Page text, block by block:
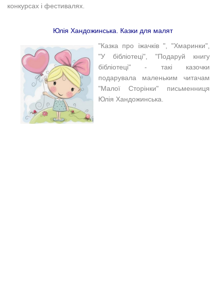
конкурсах і фестивалях.
Юлія Хандожинська. Казки для малят
"Казка про іжачків ", "Хмаринки",
"У бібліотеці", "Подаруй книгу
бібліотеці" - такі казочки
подарувала маленьким читачам
"Малої Сторінки" письменниця
Юлія Хандожинська.